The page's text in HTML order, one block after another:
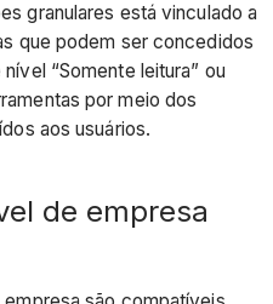
granulares está vinculado a
que podem ser concedidos
“Somente leitura” ou
por meio dos
aos usuários.
de empresa